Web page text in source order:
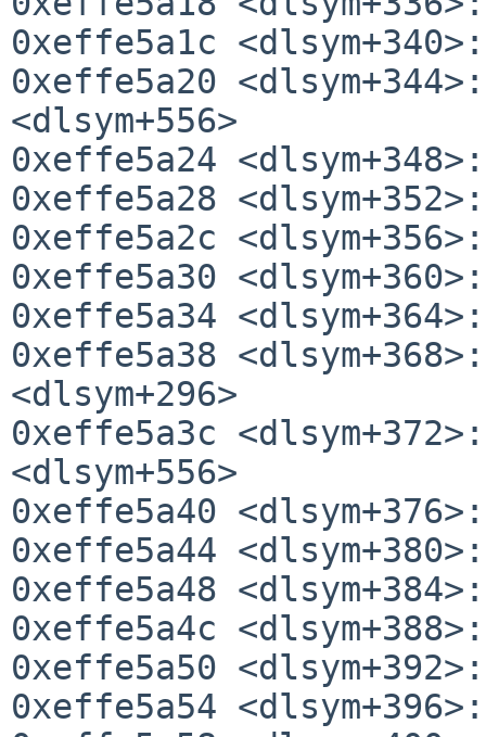
0xeffe5a1c
0xeffe5a20
<dlsym+556>
0xeffe5a24
0xeffe5a28
0xeffe5a2c
0xeffe5a30
0xeffe5a34
0xeffe5a38
<dlsym+296>
0xeffe5a3c
<dlsym+556>
0xeffe5a40
0xeffe5a44
0xeffe5a48
0xeffe5a4c
0xeffe5a50
0xeffe5a54